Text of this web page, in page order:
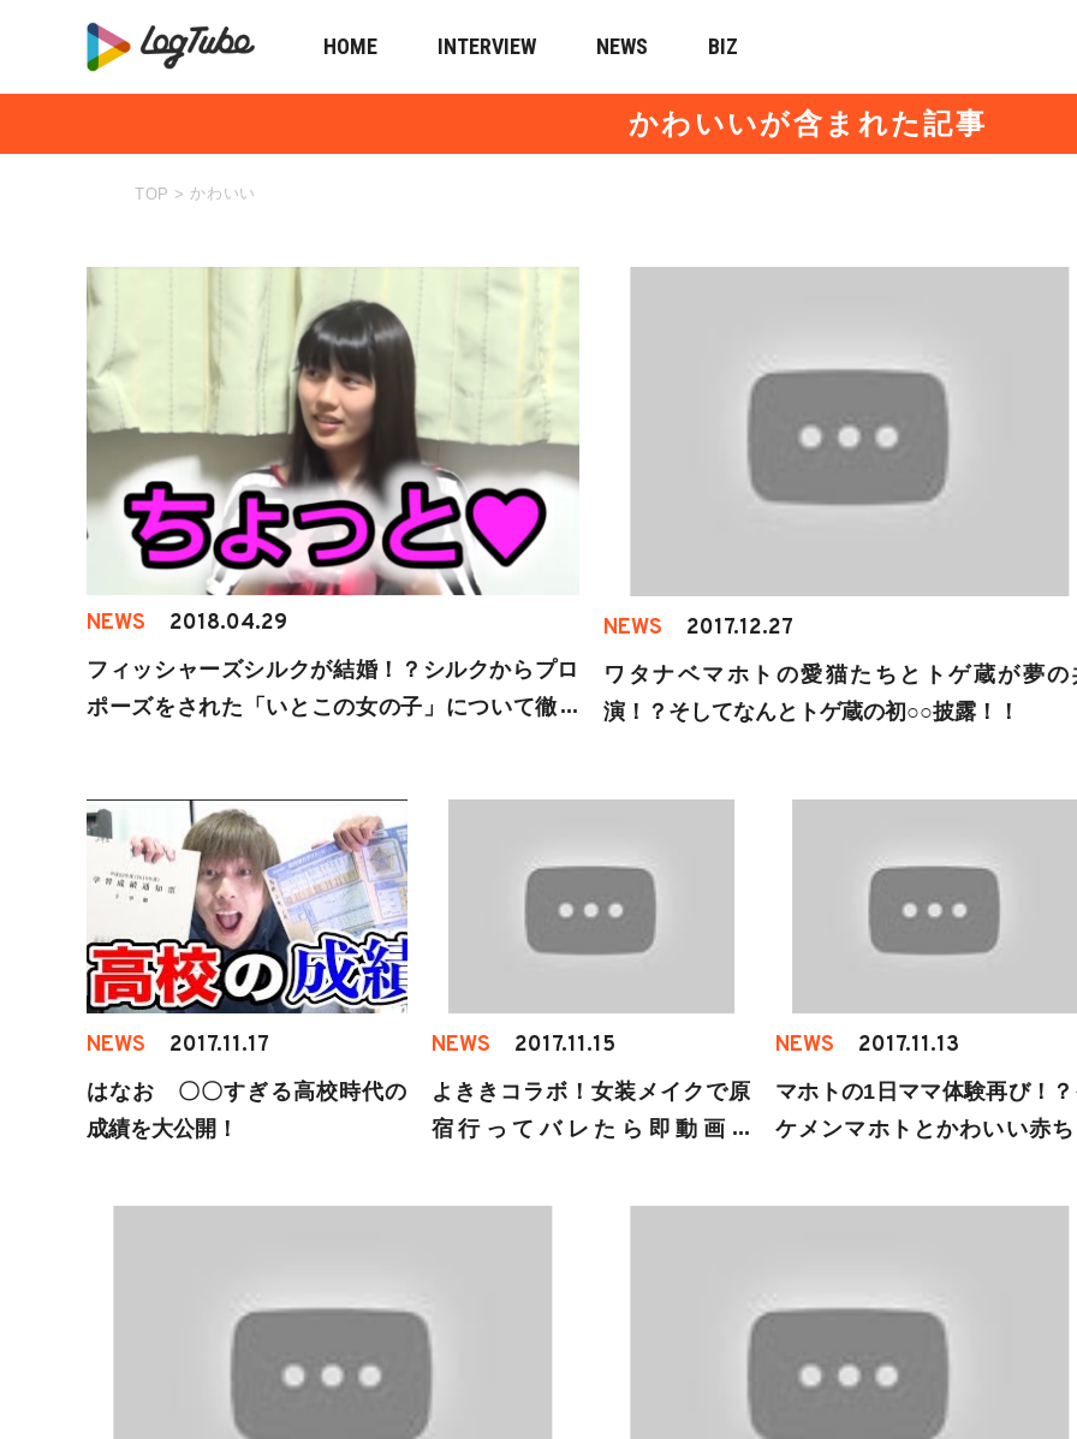
HOME INTERVIEW NEWS BIZ
かわいいが含まれた記事
TOP > かわいい
NEWS 2018.04.29
フィッシャーズシルクが結婚！？シルクからプロ
ポーズをされた「いとこの女の子」について徹底
NEWS 2017.12.27
ワタナベマホトの愛猫たちとトゲ蔵が夢の
演！？そしてなんとトゲ蔵の初○○披露！！
NEWS 2017.11.17
はなお 〇〇すぎる高校時代の
成績を大公開！
NEWS 2017.11.15
よききコラボ！女装メイクで原
宿行ってバレたら即動画終
が可愛すぎる！
NEWS 2017.11.13
マホトの1日ママ体験再び！
ケメンマホトとかわいい赤